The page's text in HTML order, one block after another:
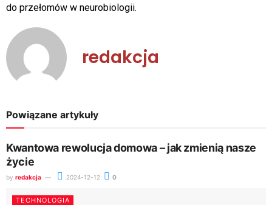
do przełomów w neurobiologii.
redakcja
Powiązane artykuły
Kwantowa rewolucja domowa – jak zmienią nasze
życie
by redakcja 2024-12-12 0
TECHNOLOGIA